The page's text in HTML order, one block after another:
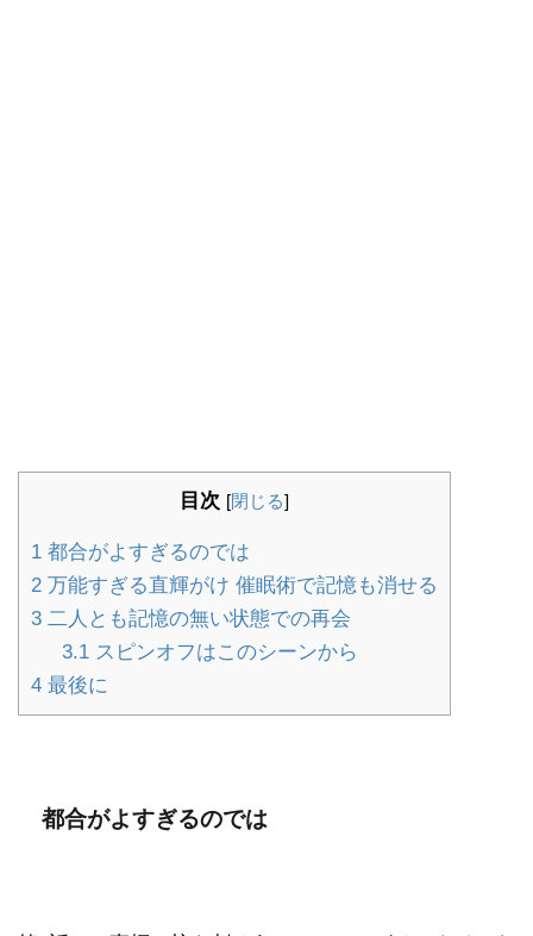
目次 [閉じる]
1 都合がよすぎるのでは
2 万能すぎる直輝がけ 催眠術で記憶も消せる
3 二人とも記憶の無い状態での再会
3.1スピンオフはこのシーンから
4 最後に
都合がよすぎるのでは